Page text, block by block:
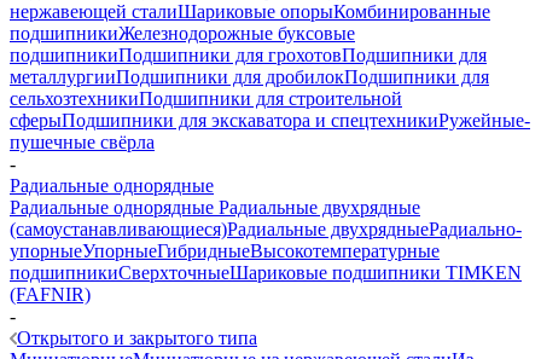
нержавеющей сталиШариковые опорыКомбинированные
подшипникиЖелезнодорожные буксовые
подшипникиПодшипники для грохотовПодшипники для
металлургииПодшипники для дробилокПодшипники для
сельхозтехникиПодшипники для строительной
сферыПодшипники для экскаватора и спецтехникиРужейные-
пушечные свёрла
-
Радиальные однорядные
Радиальные однорядные Радиальные двухрядные
(самоустанавливающиеся)Радиальные двухрядныеРадиально-
упорныеУпорныеГибридныеВысокотемпературные
подшипникиСверхточныеШариковые подшипники TIMKEN
(FAFNIR)
-
Открытого и закрытого типа